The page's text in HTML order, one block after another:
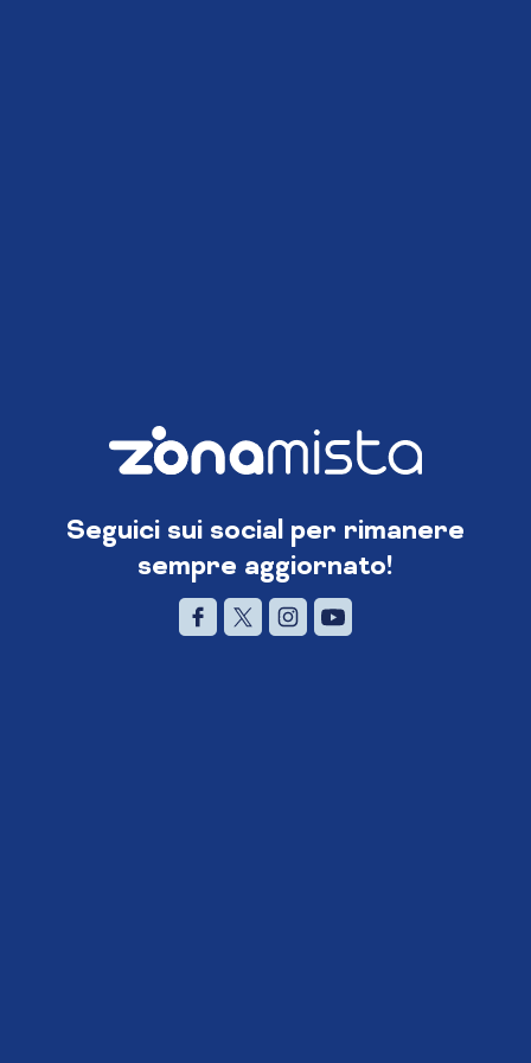
Seguici sui social per rimanere
sempre aggiornato!